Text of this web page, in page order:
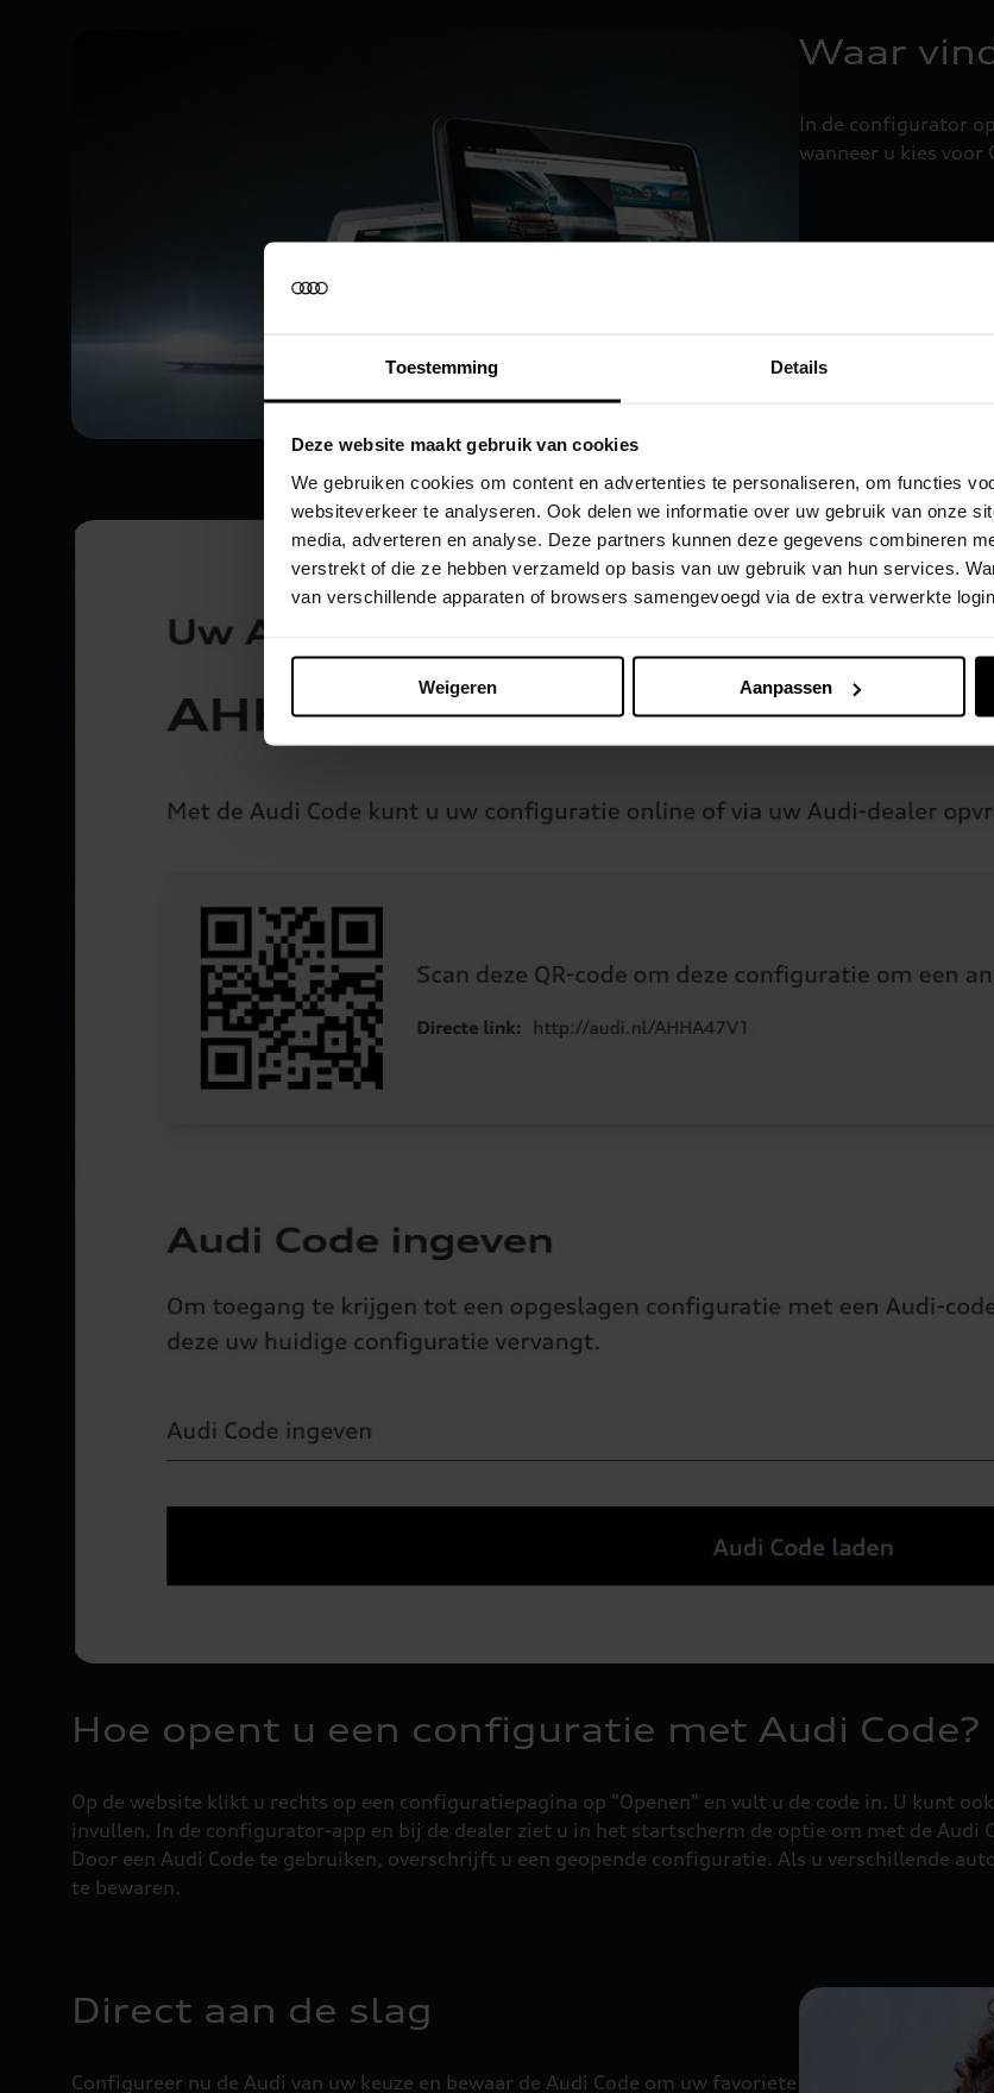
Toestemming Details
Deze website maakt gebruik van cookies
We gebruiken cookies om content en advertenties te personaliseren, om functies
websiteverkeer te analyseren. Ook delen we informatie over uw gebruik van onze
media, adverteren en analyse. Deze partners kunnen deze gegevens combineren
verstrekt of die ze hebben verzameld op basis van uw gebruik van hun services.
van verschillende apparaten of browsers samengevoegd via de extra verwerkte
Weigeren Aanpassen
Waar
In de configurator
wanneer u kies
Hoe opent u een configuratie met Audi Code?
Op de website klikt u rechts op een configuratiepagina op "Openen" en vult u de code in. U kunt
invullen. In de configurator-app en bij de dealer ziet u in het startscherm de optie om met de Audi
Door een Audi Code te gebruiken, overschrijft u een geopende configuratie. Als u verschillende
te bewaren.
Direct aan de slag
Configureer nu de Audi van uw keuze en bewaar de Audi Code om uw favoriete